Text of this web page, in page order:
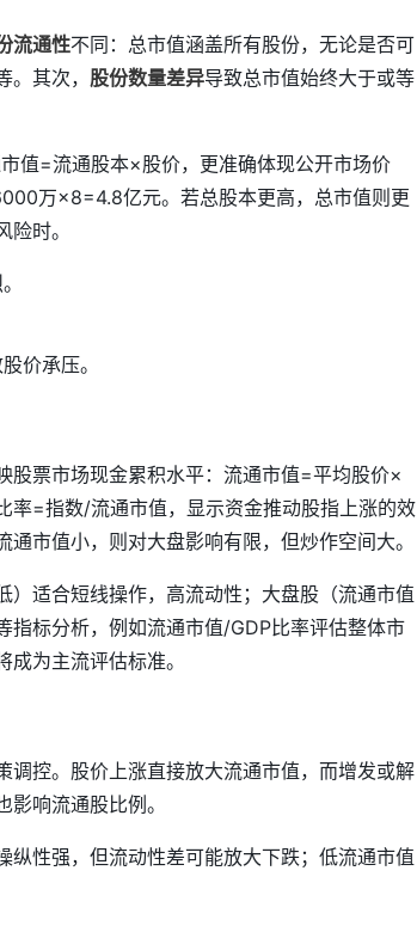
流通性不同：总市值涵盖所有股份，无论是否可
其次， 股份数量差异导致总市值始终大于或等
值=流通股本×股价，更准确体现公开市场价
万×8=4.8亿元。若总股本更高，总市值则更
时。
价承压。
股票市场现金累积水平：流通市值=平均股价×
率=指数/流通市值，显示资金推动股指上涨的效
市值小，则对大盘影响有限，但炒作空间大。
适合短线操作，高流动性；大盘股（流通市值
指标分析，例如流通市值/GDP比率评估整体市
为主流评估标准。
控。股价上涨直接放大流通市值，而增发或解
响流通股比例。
性强，但流动性差可能放大下跌；低流通市值